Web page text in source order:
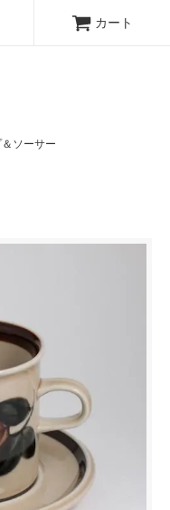
トゴーなどの北欧ヴィンテ
などの作家の作品が並びま
カート
ソーサー